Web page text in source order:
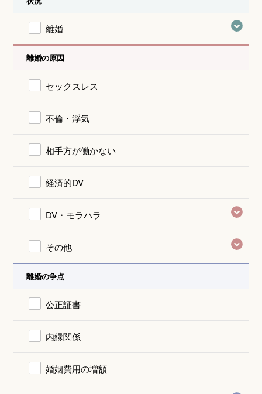
離婚
離婚の原因
セックスレス
不倫・浮気
相手方が働かない
経済的DV
DV・モラハラ
その他
離婚の争点
公正証書
内縁関係
婚姻費用の増額